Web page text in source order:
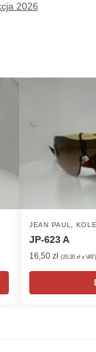
2026
JEAN PAUL,
JP-623 A
16,50 zł (20,30 zł z VAT)